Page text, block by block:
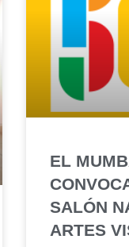
EL
SALÓN
ARTES